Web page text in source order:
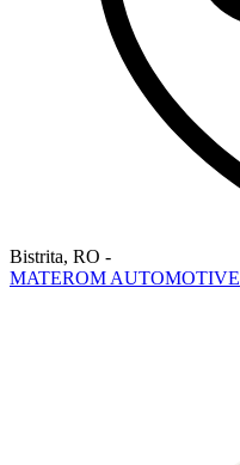
Bistrita, RO -
MATEROM AUTOMOTIVE